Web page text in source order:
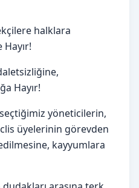
halklara
Hayır!
yöneticilerin,
üyelerinin görevden
kayyumlara